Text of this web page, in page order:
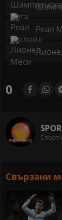
Реал
0
Свързани